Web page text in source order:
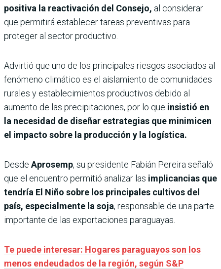
positiva la reactivación del Consejo, al considerar
que permitirá establecer tareas preventivas para
proteger al sector productivo.
Advirtió que uno de los principales riesgos asociados al
fenómeno climático es el aislamiento de comunidades
rurales y establecimientos productivos debido al
aumento de las precipitaciones, por lo que insistió en
la necesidad de diseñar estrategias que minimicen
el impacto sobre la producción y la logística.
Desde Aprosemp, su presidente Fabián Pereira señaló
que el encuentro permitió analizar las implicancias que
tendría El Niño sobre los principales cultivos del
país, especialmente la soja, responsable de una parte
importante de las exportaciones paraguayas.
Te puede interesar: Hogares paraguayos son los
menos endeudados de la región, según S&P